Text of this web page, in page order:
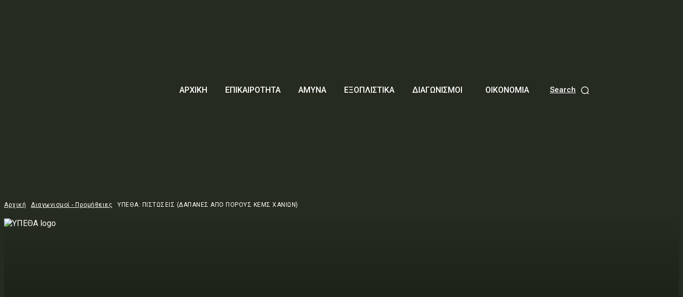
ΑΡΧΙΚΗ ΕΠΙΚΑΙΡΟΤΗΤΑ ΑΜΥΝΑ ΕΞΟΠΛΙΣΤΙΚΑ ΔΙΑΓΩΝΙΣΜΟΙ ΟΙΚΟΝΟΜΙΑ Search
Αρχική Διαγωνισμοί - Προμήθειες ΥΠΕΘΑ: ΠΙΣΤΩΣΕΙΣ (ΔΑΠΑΝΕΣ ΑΠΟ ΠΟΡΟΥΣ ΚΕΜΣ ΧΑΝΙΩΝ)